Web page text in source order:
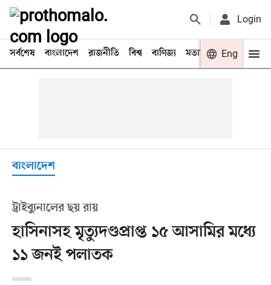
Login
সর্বশেষ বাংলাদেশ রাজনীতি বিশ্ব বাণিজ্য মতামত খেলা
Eng
বাংলাদেশ
ট্রাইব্যুনালের ছয় রায়
হাসিনাসহ মৃত্যুদণ্ডপ্রাপ্ত ১৫ আসামির মধ্যে
১১ জনই পলাতক